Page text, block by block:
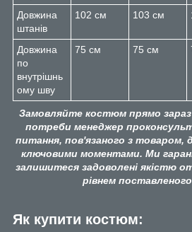
Довжина
штанів
102 см 103 см
Довжина
по
внутрішнь
ому шву
75 см 75 см
Замовляйте костюм прямо
потреби менеджер
питання, пов'язаного з товаром,
ключовими моментами. Ми
залишитеся задоволені якістю
рівнем поставленого
Як купити костюм: